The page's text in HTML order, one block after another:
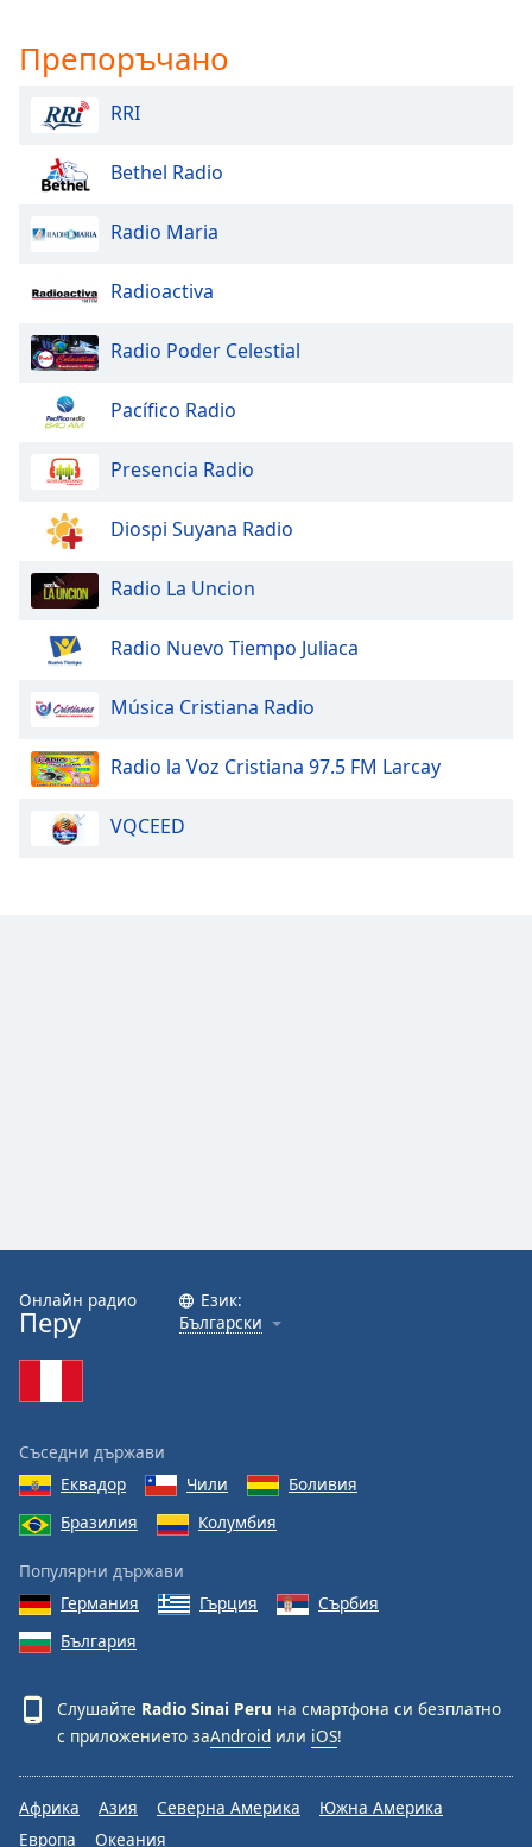
Font
Edge
Font
Modal
Dialog
window.
Препоръчано
RRI
Bethel Radio
Radio Maria
Radioactiva
Radio Poder Celestial
Pacífico Radio
Presencia Radio
Diospi Suyana Radio
Radio La Uncion
Radio Nuevo Tiempo Juliaca
Música Cristiana Radio
Radio la Voz Cristiana 97.5 FM Larcay
VQCEED
Онлайн радио
Перу
Език:
Български
Съседни държави
Еквадор
Чили
Боливия
Бразилия
Колумбия
Популярни държави
Германия
Гърция
Сърбия
България
Слушайте Radio Sinai Peru на смартфона си безплатно
с приложението заAndroid или iOS!
Африка Азия Северна Америка
Южна Америка
Европа
Океания